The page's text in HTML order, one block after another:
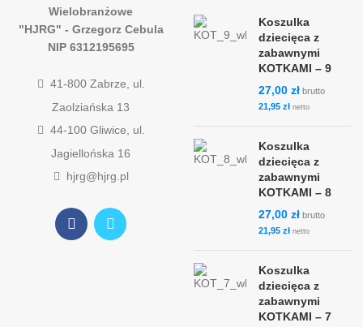
Wielobranżowe
"HJRG" - Grzegorz Cebula
NIP 6312195695
41-800 Zabrze, ul.
Zaolziańska 13
44-100 Gliwice, ul.
Jagiellońska 16
hjrg@hjrg.pl
Koszulka
dziecięca z
zabawnymi
KOTKAMI – 9
27,00 zł brutto
21,95 zł netto
Koszulka
dziecięca z
zabawnymi
KOTKAMI – 8
27,00 zł brutto
21,95 zł netto
Koszulka
dziecięca z
zabawnymi
KOTKAMI – 7